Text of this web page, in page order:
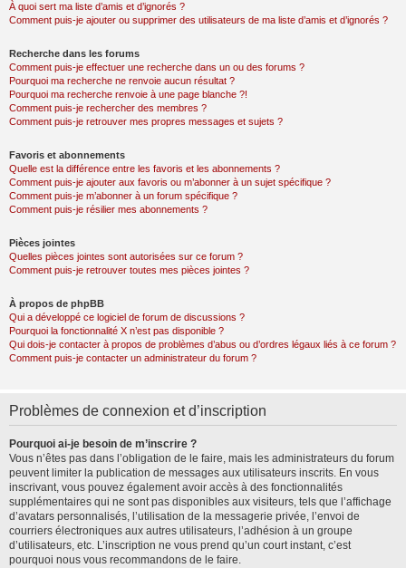
À quoi sert ma liste d’amis et d’ignorés ?
Comment puis-je ajouter ou supprimer des utilisateurs de ma liste d’amis et d’ignorés ?
Recherche dans les forums
Comment puis-je effectuer une recherche dans un ou des forums ?
Pourquoi ma recherche ne renvoie aucun résultat ?
Pourquoi ma recherche renvoie à une page blanche ?!
Comment puis-je rechercher des membres ?
Comment puis-je retrouver mes propres messages et sujets ?
Favoris et abonnements
Quelle est la différence entre les favoris et les abonnements ?
Comment puis-je ajouter aux favoris ou m’abonner à un sujet spécifique ?
Comment puis-je m’abonner à un forum spécifique ?
Comment puis-je résilier mes abonnements ?
Pièces jointes
Quelles pièces jointes sont autorisées sur ce forum ?
Comment puis-je retrouver toutes mes pièces jointes ?
À propos de phpBB
Qui a développé ce logiciel de forum de discussions ?
Pourquoi la fonctionnalité X n’est pas disponible ?
Qui dois-je contacter à propos de problèmes d’abus ou d’ordres légaux liés à ce forum ?
Comment puis-je contacter un administrateur du forum ?
Problèmes de connexion et d’inscription
Pourquoi ai-je besoin de m’inscrire ?
Vous n’êtes pas dans l’obligation de le faire, mais les administrateurs du forum
peuvent limiter la publication de messages aux utilisateurs inscrits. En vous
inscrivant, vous pouvez également avoir accès à des fonctionnalités
supplémentaires qui ne sont pas disponibles aux visiteurs, tels que l’affichage
d’avatars personnalisés, l’utilisation de la messagerie privée, l’envoi de
courriers électroniques aux autres utilisateurs, l’adhésion à un groupe
d’utilisateurs, etc. L’inscription ne vous prend qu’un court instant, c’est
pourquoi nous vous recommandons de le faire.